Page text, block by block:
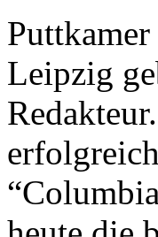
Leipzig